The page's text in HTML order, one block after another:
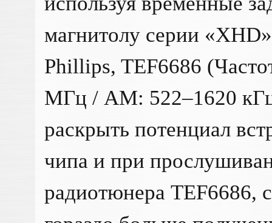
магнитолу серии
Phillips, TEF6686
МГц / AM: 522–1620
раскрыть потенциал
чипа и при
радиотюнера TEF6686,